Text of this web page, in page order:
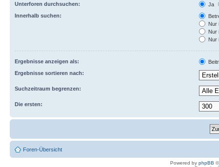
Unterforen durchsuchen:
Ja
Innerhalb suchen:
Nur
Nur
Nur
Ergebnisse anzeigen als:
Ergebnisse sortieren nach:
Suchzeitraum begrenzen:
Die ersten:
Foren-Übersicht
Powered by phpBB